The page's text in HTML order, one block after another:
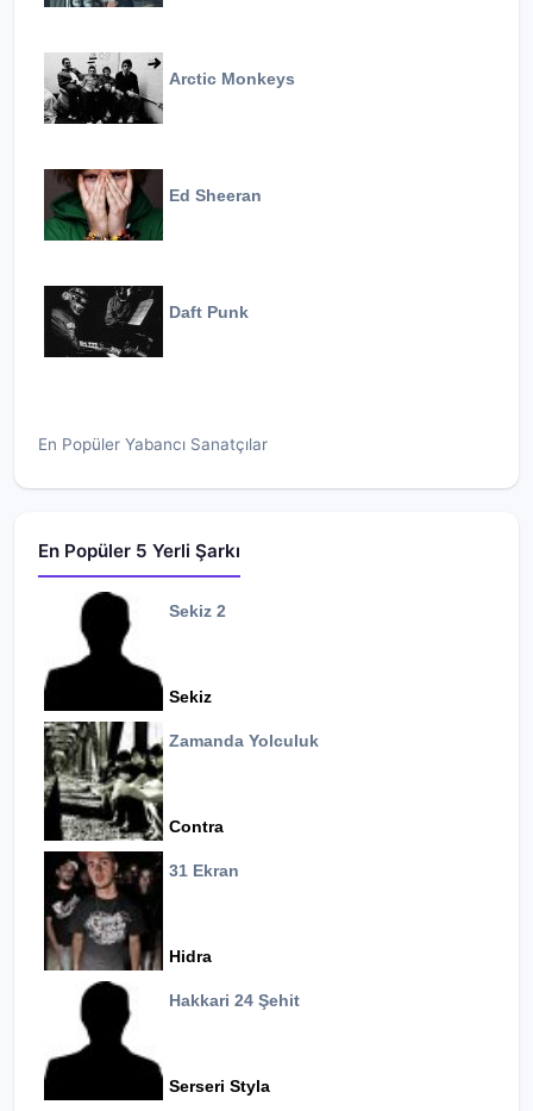
Arctic Monkeys
Ed Sheeran
Daft Punk
En Popüler Yabancı Sanatçılar
En Popüler 5 Yerli Şarkı
Sekiz 2
Sekiz
Zamanda Yolculuk
Contra
31 Ekran
Hidra
Hakkari 24 Şehit
Serseri Styla